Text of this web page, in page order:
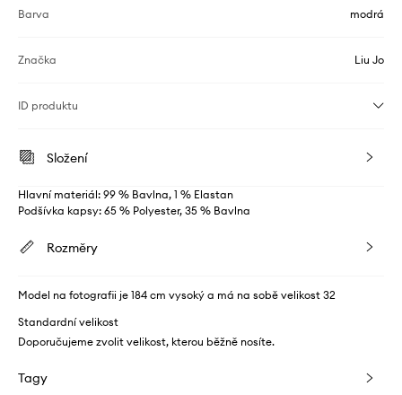
Barva modrá
Značka Liu Jo
ID produktu
Složení
Hlavní materiál: 99 % Bavlna, 1 % Elastan
Podšívka kapsy: 65 % Polyester, 35 % Bavlna
Rozměry
Model na fotografii je 184 cm vysoký a má na sobě velikost 32
Standardní velikost
Doporučujeme zvolit velikost, kterou běžně nosíte.
Tagy